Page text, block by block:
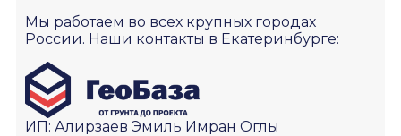
Мы работаем во всех крупных городах
России. Наши контакты в Екатеринбурге:
ИП: Алирзаев Эмиль Имран Оглы